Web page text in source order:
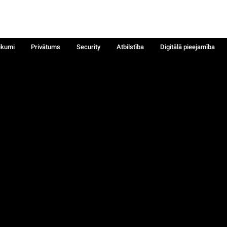
Privātums Security Atbilstība
Digitālā pieejamība